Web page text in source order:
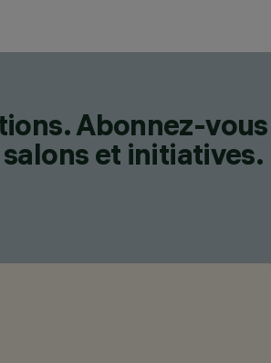
Abonnez-
et initiatives.